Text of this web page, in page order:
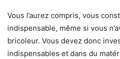
Vous l’aurez compris, vous
indispensable, même si vous
bricoleur. Vous devez donc
indispensables et dans du